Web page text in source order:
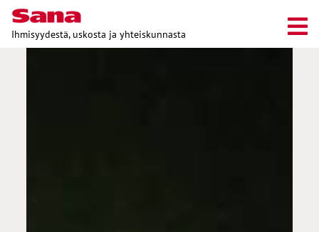
Ihmisyydestä, uskosta ja yhteiskunnasta